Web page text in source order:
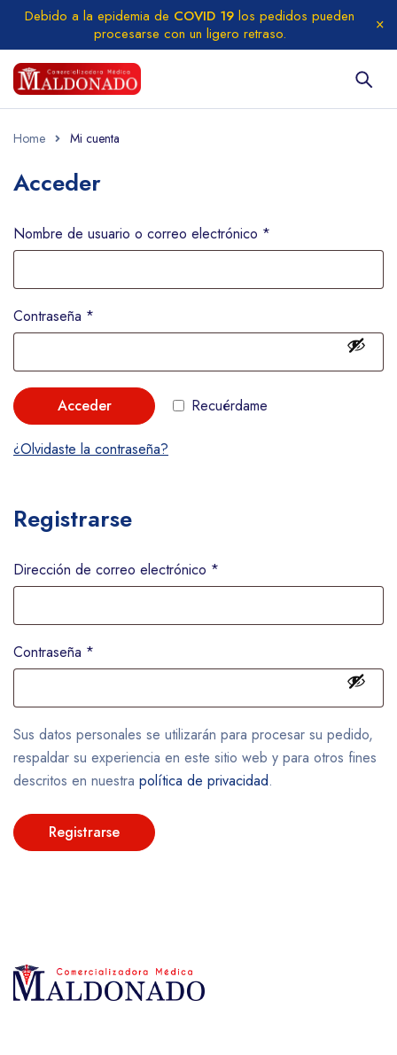
Debido a la epidemia de COVID 19 los pedidos pueden
procesarse con un ligero retraso.
Home Mi cuenta
Acceder
Nombre de usuario o correo electrónico *
Contraseña *
Recuérdame
Acceder
¿Olvidaste la contraseña?
Registrarse
Dirección de correo electrónico *
Contraseña *
Sus datos personales se utilizarán para procesar su pedido,
respaldar su experiencia en este sitio web y para otros fines
descritos en nuestra política de privacidad.
Registrarse